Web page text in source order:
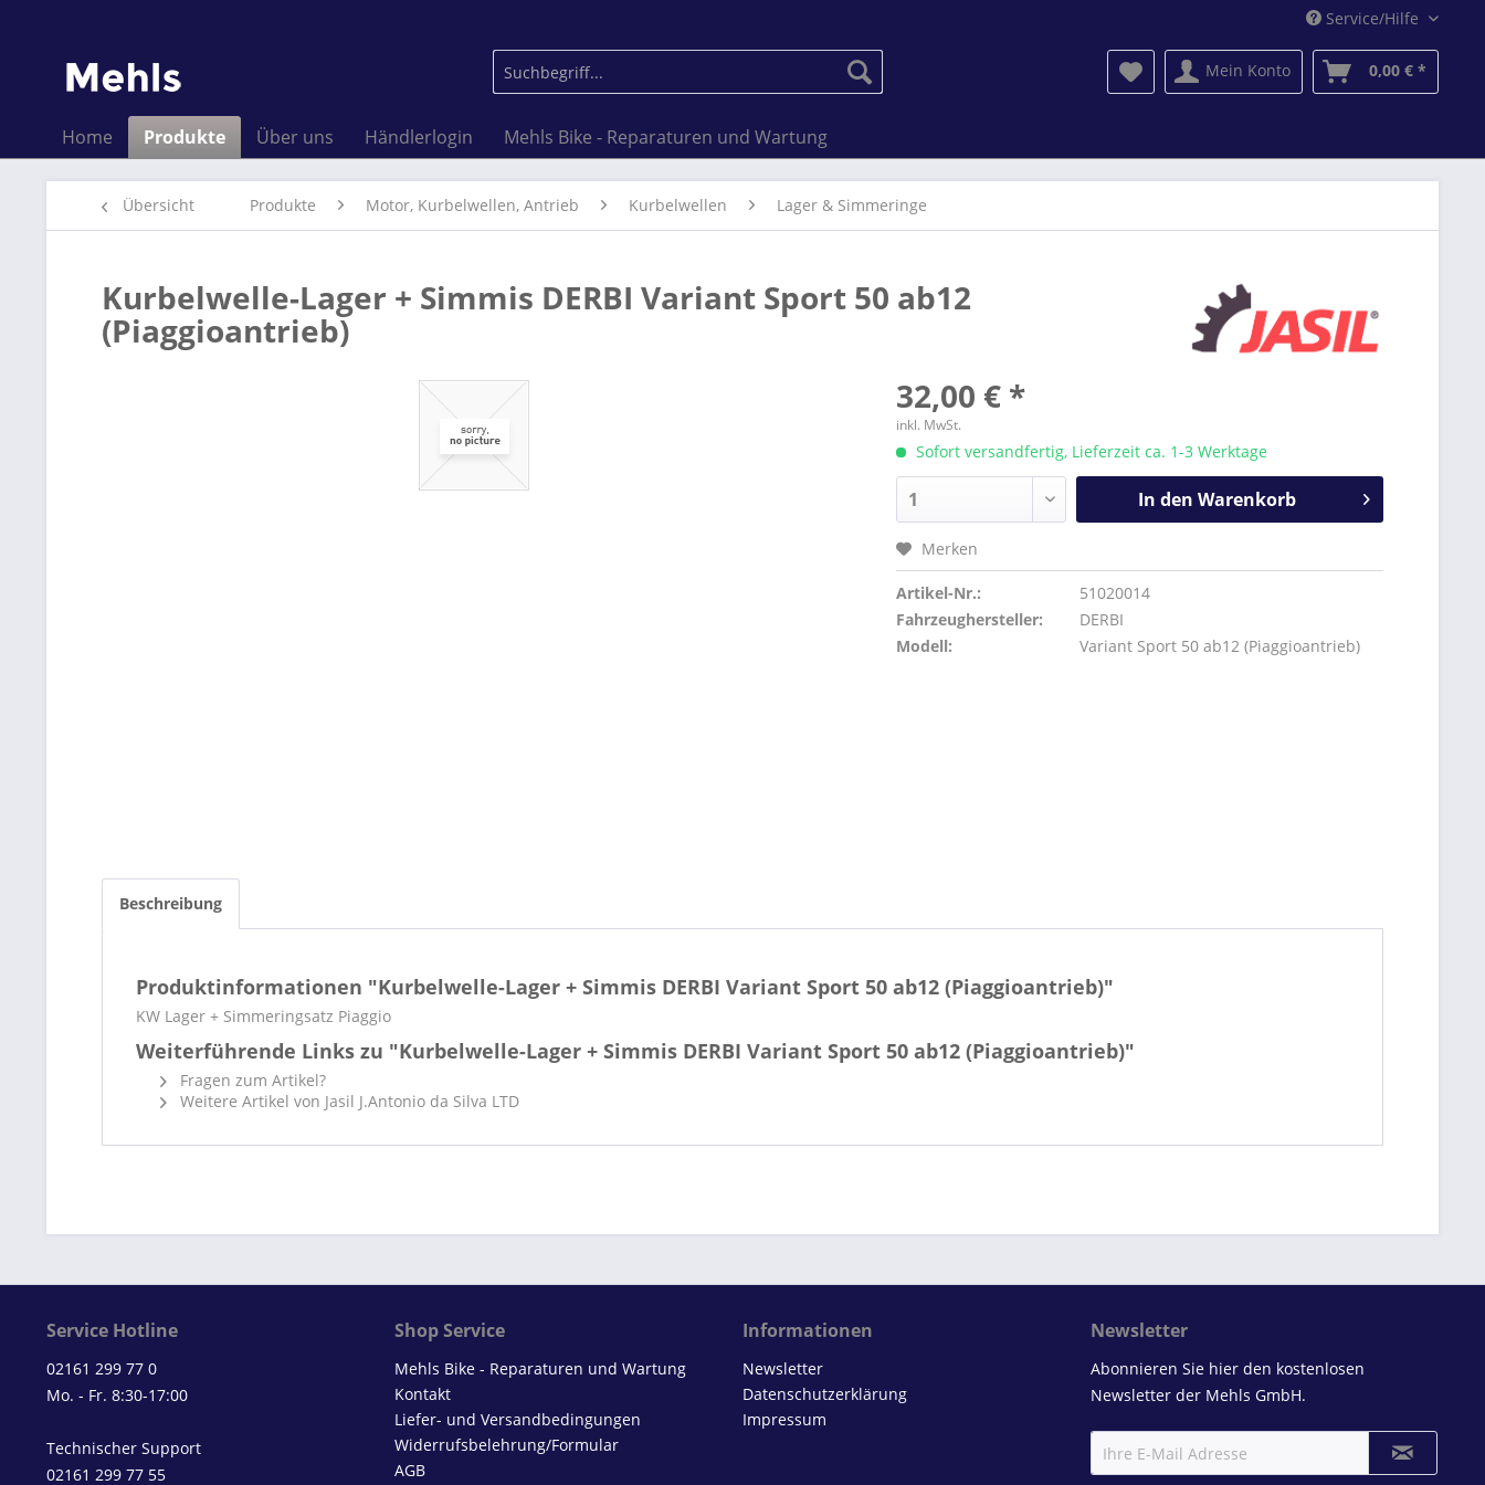
Service/Hilfe
Mein Konto 0,00 € *
Home Produkte Über uns Händlerlogin Mehls Bike - Reparaturen und Wartung
Übersicht Produkte Motor, Kurbelwellen, Antrieb Kurbelwellen Lager & Simmeringe
Kurbelwelle-Lager + Simmis DERBI Variant Sport 50 ab12
(Piaggioantrieb)
32,00 € *
inkl. MwSt.
Sofort versandfertig, Lieferzeit ca. 1-3 Werktage
In den Warenkorb
Merken
Artikel-Nr.:
51020014
Fahrzeughersteller:
DERBI
Modell:
Variant Sport 50 ab12 (Piaggioantrieb)
Beschreibung
Produktinformationen "Kurbelwelle-Lager + Simmis DERBI Variant Sport 50 ab12 (Piaggioantrieb)"
KW Lager + Simmeringsatz Piaggio
Weiterführende Links zu "Kurbelwelle-Lager + Simmis DERBI Variant Sport 50 ab12 (Piaggioantrieb)"
Fragen zum Artikel?
Weitere Artikel von Jasil J.Antonio da Silva LTD
Service Hotline
02161 299 77 0
Mo. - Fr. 8:30-17:00
Technischer Support
02161 299 77 55
Shop Service
Mehls Bike - Reparaturen und Wartung
Kontakt
Liefer- und Versandbedingungen
Widerrufsbelehrung/Formular
AGB
Informationen
Newsletter
Datenschutzerklärung
Impressum
Newsletter
Abonnieren Sie hier den kostenlosen
Newsletter der Mehls GmbH.